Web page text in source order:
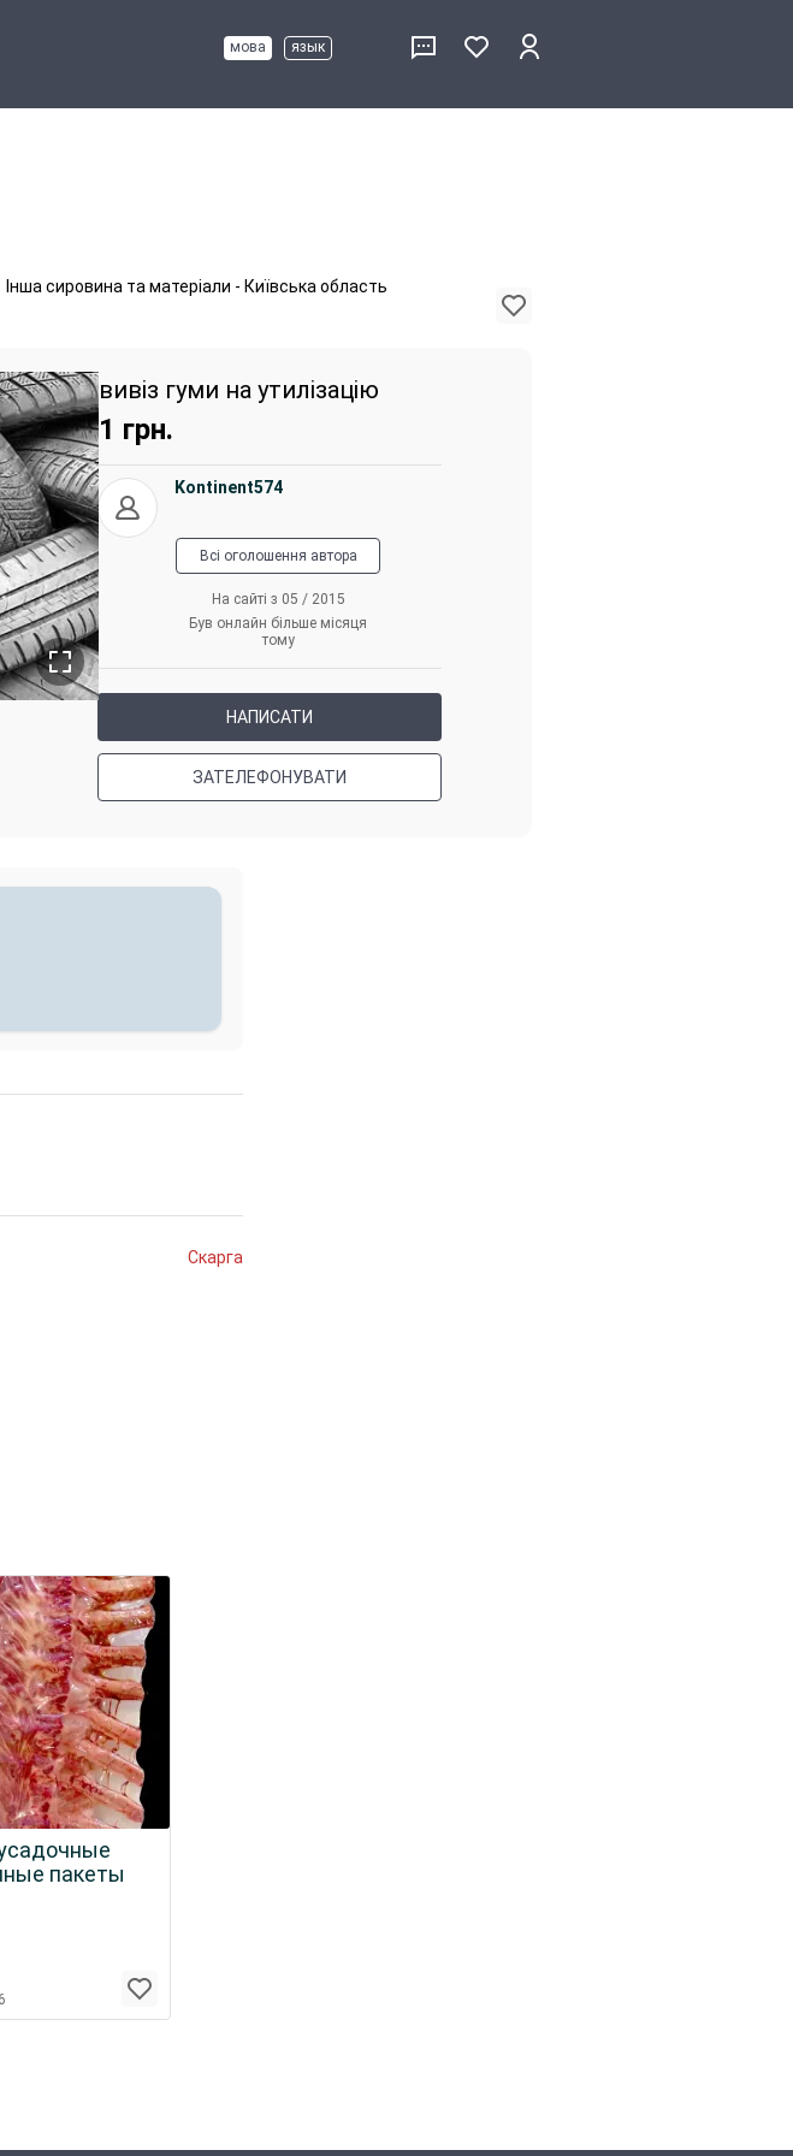
мова язык
Інша сировина та матеріали - Київська область
вивіз гуми на утилізацію
1 грн.
Kontinent574
Всі оголошення автора
На сайті з 05 / 2015
Був онлайн більше місяця
тому
НАПИСАТИ
ЗАТЕЛЕФОНУВАТИ
Скарга
пакеты